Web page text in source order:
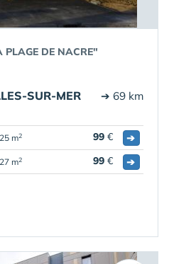
PLAGE DE NACRE"
SUR-MER ➔ 69 km
25 m2 99 €
➔
27 m2 99 € ➔